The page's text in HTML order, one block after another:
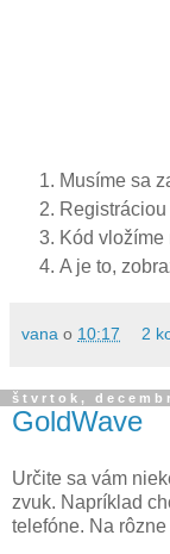
Musíme sa
Kód vložíme
A je to,
vana o 10:17 2
štvrtok,
GoldWave
Určite sa vám
zvuk. Napríklad
telefóne. Na